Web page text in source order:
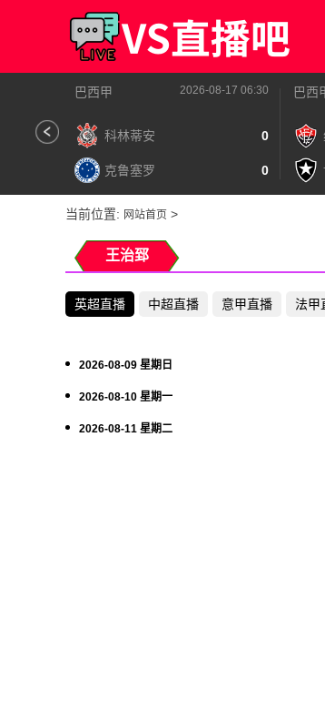
巴西甲 2026-08-17 06:30
科林蒂安 0
克鲁塞罗 0
巴西
当前位置: 网站首页 >
王治郅
英超直播 中超直播 意甲直播 法甲
2026-08-09 星期日
2026-08-10 星期一
2026-08-11 星期二